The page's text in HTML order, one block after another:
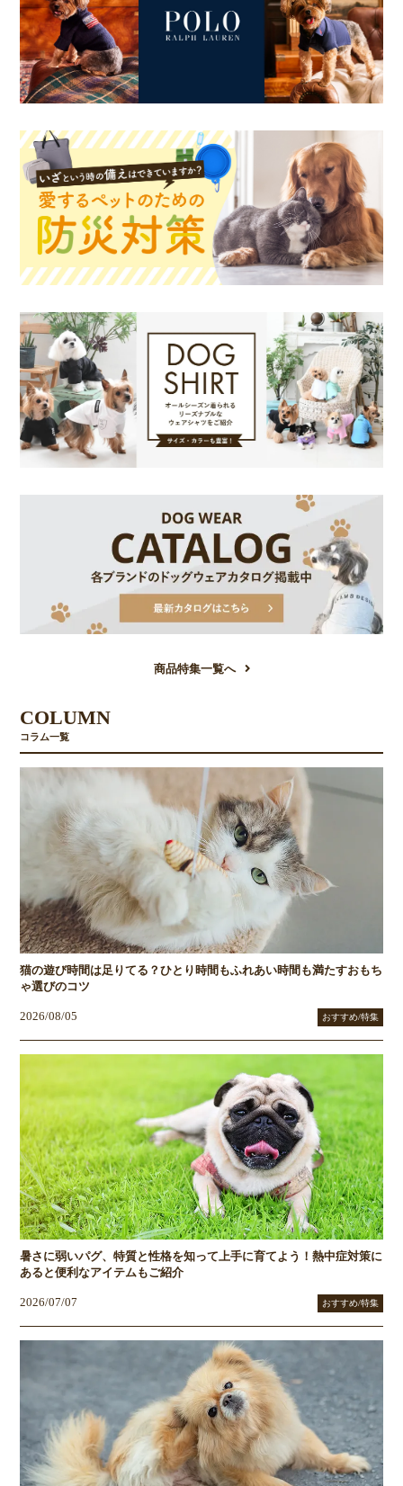
商品特集一覧へ
COLUMN
コラム一覧
猫の遊び時間は足りてる？ひとり時間もふれあい時間も満たすおもち
ゃ選びのコツ
2026/08/05 おすすめ/特集
暑さに弱いパグ、特質と性格を知って上手に育てよう！熱中症対策に
あると便利なアイテムもご紹介
2026/07/07 おすすめ/特集